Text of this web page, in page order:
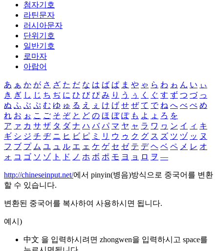
첨자기호
라틴문자
러시아문자
단위기호
일반기호
로마자
아랍어
あ ぁ か が さ ざ た だ な は ば ぱ ま や ゃ ら わ ゎ ん い ぃ
き ぎ し じ ち ぢ に ひ び ぴ み り う ぅ く ぐ す ず つ づ っ
ぬ ふ ぶ ぷ む ゆ ゅ る え ぇ け げ せ ぜ て で ね へ べ ぺ め
れ お ぉ こ ご そ ぞ と ど の ほ ぼ ぽ も よ ょ ろ を
ア ァ カ サ ザ タ ダ ナ ハ バ パ マ ヤ ャ ラ ワ ヮ ン イ ィ キ
ギ シ ジ チ ヂ ニ ヒ ビ ピ ミ リ ウ ゥ ク グ ス ズ ツ ヅ ッ ヌ
フ ブ プ ム ユ ュ ル エ ェ ケ ゲ セ ゼ テ デ ヘ ベ ペ メ レ オ
ォ コ ゴ ソ ゾ ト ド ノ ホ ボ ポ モ ヨ ョ ロ ヲ ―
http://chineseinput.net/에서 pinyin(병음)방식으로 중국어를 변환
할 수 있습니다.
변환된 중국어를 복사하여 사용하시면 됩니다.
예시)
中文 을 입력하시려면 zhongwen을 입력하시고 space를